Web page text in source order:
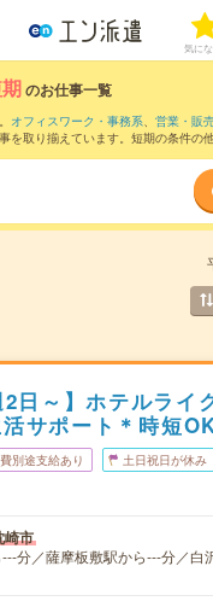
気に
のお仕事一覧
オフィスワーク・事務系、 営業・販
を取り揃えています。短期の条件の他
2日～】ホテルライ
サポート＊時短
別途支給あり 土日祝日が休み
崎市
分／薩摩板敷駅から---分／白